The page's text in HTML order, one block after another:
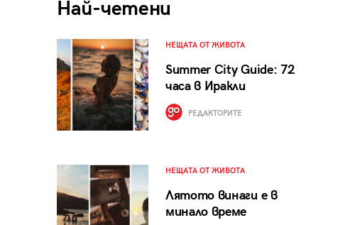
Най-четени
НЕЩАТА ОТ ЖИВОТА
Summer City Guide: 72
часа в Иракли
РЕДАКТОРИТЕ
НЕЩАТА ОТ ЖИВОТА
Лятото винаги е в
минало време